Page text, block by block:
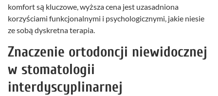
komfort są kluczowe, wyższa cena jest uzasadniona
korzyściami funkcjonalnymi i psychologicznymi, jakie niesie
ze sobą dyskretna terapia.
Znaczenie ortodoncji niewidocznej
w stomatologii
interdyscyplinarnej